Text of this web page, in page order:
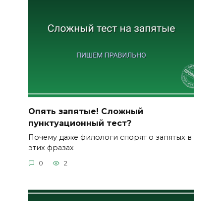
Опять запятые! Сложный
пунктуационный тест?
Почему даже филологи спорят о запятых в
этих фразах
0 2